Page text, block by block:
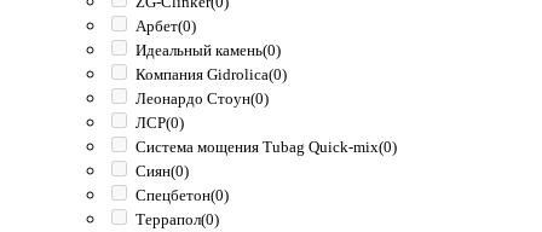
Арбет(0)
Идеальный камень(0)
Компания Gidrolica(0)
Леонардо Стоун(0)
ЛСР(0)
Система мощения Tubag Quick-mix(0)
Сиян(0)
Спецбетон(0)
Террапол(0)